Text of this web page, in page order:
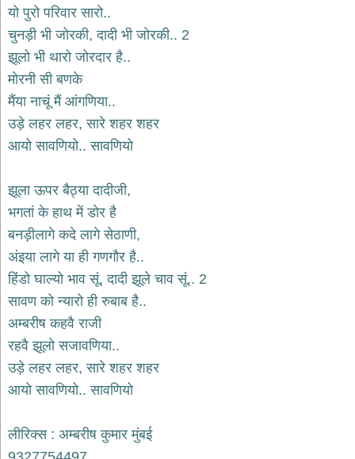
गणेश
भजन
ganesh
bhajans
भजन
raam
bhajans
gurudev
bhajans
विविध
भजन
miscellaneous
विष्णु
भजन
vishnu
bhajans
बाबा
बालक
नाथ
baba
balak
यो पुरो परिवार सारो..
चुनड़ी भी जोरकी, दादी भी जोरकी.. 2
झूलो भी थारो जोरदार है..
मोरनी सी बणके
मैंया नाचूं मैं आंगणिया..
उड़े लहर लहर, सारे शहर शहर
आयो सावणियो.. सावणियो
झूला ऊपर बैठ्या दादीजी,
भगतां के हाथ में डोर है
बनड़ीलागे कदे लागे सेठाणी,
अंइया लागे या ही गणगौर है..
हिंडो घाल्यो भाव सूं, दादी झूले चाव सूं.. 2
सावण को न्यारो ही रुबाब है..
अम्बरीष कहवै राजी
रहवै झूलो सजावणिया..
उड़े लहर लहर, सारे शहर शहर
आयो सावणियो.. सावणियो
लीरिक्स : अम्बरीष कुमार मुंबई